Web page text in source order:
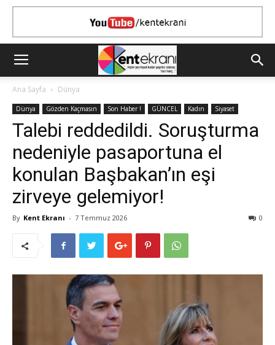
Ana Sayfa Dünya
Dünya Gözden Kaçmasın Son Haber ! GÜNCEL Kadın Siyaset
Talebi reddedildi. Soruşturma
nedeniyle pasaportuna el
konulan Başbakan’ın eşi
zirveye gelemiyor!
By Kent Ekranı - 7 Temmuz 2026 0